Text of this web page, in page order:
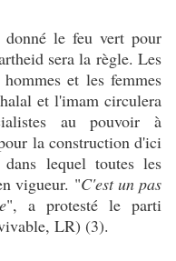
le feu vert pour
sera la règle. Les
et les femmes
et l'imam circulera
au pouvoir à
la construction d'ici
lequel toutes les
vigueur. "C'est un pas
", a protesté le parti
LR) (3).